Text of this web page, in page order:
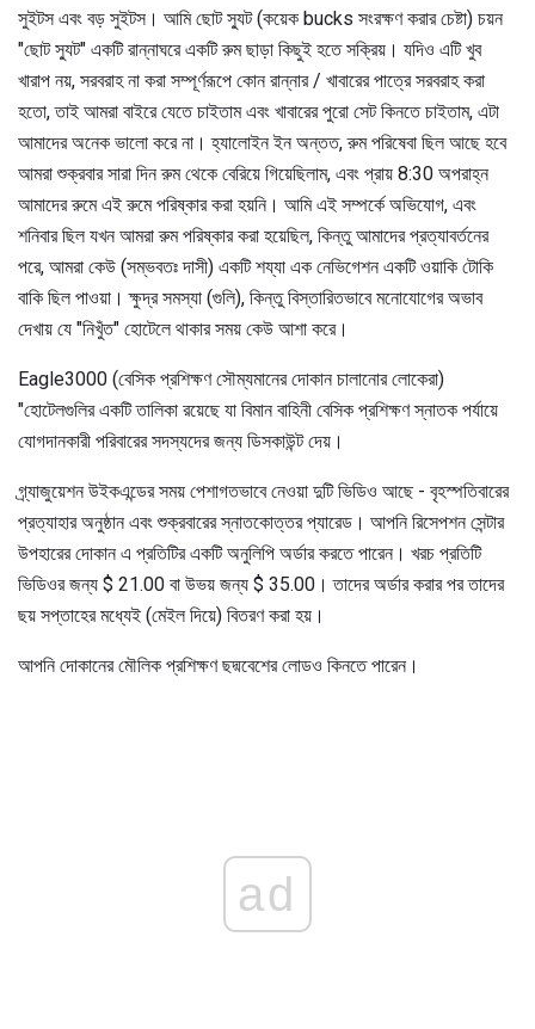
সুইটস এবং বড় সুইটস। আমি ছোট স্যুট (কয়েক bucks সংরক্ষণ করার চেষ্টা) চয়ন
"ছোট স্যুট" একটি রান্নাঘরে একটি রুম ছাড়া কিছুই হতে সক্রিয়। যদিও এটি খুব
খারাপ নয়, সরবরাহ না করা সম্পূর্ণরূপে কোন রান্নার / খাবারের পাত্রে সরবরাহ করা
হতো, তাই আমরা বাইরে যেতে চাইতাম এবং খাবারের পুরো সেট কিনতে চাইতাম, এটা
আমাদের অনেক ভালো করে না। হ্যালোইন ইন অন্তত, রুম পরিষেবা ছিল আছে হবে
আমরা শুক্রবার সারা দিন রুম থেকে বেরিয়ে গিয়েছিলাম, এবং প্রায় 8:30 অপরাহ্ন
আমাদের রুমে এই রুমে পরিষ্কার করা হয়নি। আমি এই সম্পর্কে অভিযোগ, এবং
শনিবার ছিল যখন আমরা রুম পরিষ্কার করা হয়েছিল, কিন্তু আমাদের প্রত্যাবর্তনের
পরে, আমরা কেউ (সম্ভবতঃ দাসী) একটি শয্যা এক নেভিগেশন একটি ওয়াকি টোকি
বাকি ছিল পাওয়া। ক্ষুদ্র সমস্যা (গুলি), কিন্তু বিস্তারিতভাবে মনোযোগের অভাব
দেখায় যে "নিখুঁত" হোটেলে থাকার সময় কেউ আশা করে।
Eagle3000 (বেসিক প্রশিক্ষণ সৌম্যমানের দোকান চালানোর লোকেরা)
"হোটেলগুলির একটি তালিকা রয়েছে যা বিমান বাহিনী বেসিক প্রশিক্ষণ স্নাতক পর্যায়ে
যোগদানকারী পরিবারের সদস্যদের জন্য ডিসকাউন্ট দেয়।
গ্র্যাজুয়েশন উইকএন্ডের সময় পেশাগতভাবে নেওয়া দুটি ভিডিও আছে - বৃহস্পতিবারের
প্রত্যাহার অনুষ্ঠান এবং শুক্রবারের স্নাতকোত্তর প্যারেড। আপনি রিসেপশন সেন্টার
উপহারের দোকান এ প্রতিটির একটি অনুলিপি অর্ডার করতে পারেন। খরচ প্রতিটি
ভিডিওর জন্য $ 21.00 বা উভয় জন্য $ 35.00। তাদের অর্ডার করার পর তাদের
ছয় সপ্তাহের মধ্যেই (মেইল দিয়ে) বিতরণ করা হয়।
আপনি দোকানের মৌলিক প্রশিক্ষণ ছদ্মবেশের লোডও কিনতে পারেন।
ad